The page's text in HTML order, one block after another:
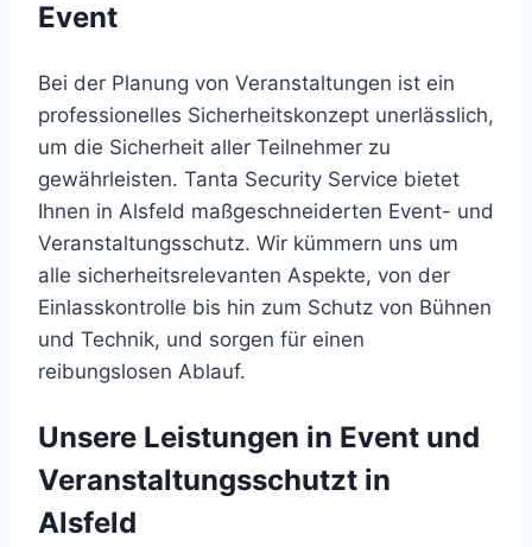
Event
Bei der Planung von Veranstaltungen ist ein
professionelles Sicherheitskonzept unerlässlich,
um die Sicherheit aller Teilnehmer zu
gewährleisten. Tanta Security Service bietet
Ihnen in Alsfeld maßgeschneiderten Event- und
Veranstaltungsschutz. Wir kümmern uns um
alle sicherheitsrelevanten Aspekte, von der
Einlasskontrolle bis hin zum Schutz von Bühnen
und Technik, und sorgen für einen
reibungslosen Ablauf.
Unsere Leistungen in Event und
Veranstaltungsschutzt in
Alsfeld